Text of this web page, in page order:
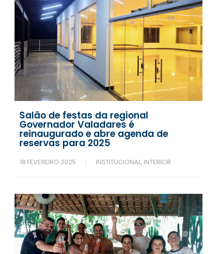
Salão de festas da regional
Governador Valadares é
reinaugurado e abre agenda de
reservas para 2025
18 FEVEREIRO 2025 INSTITUCIONAL, INTERIOR